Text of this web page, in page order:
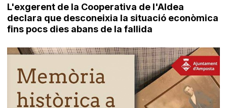
L'exgerent de la Cooperativa de l'Aldea
declara que desconeixia la situació econòmica
fins pocs dies abans de la fallida